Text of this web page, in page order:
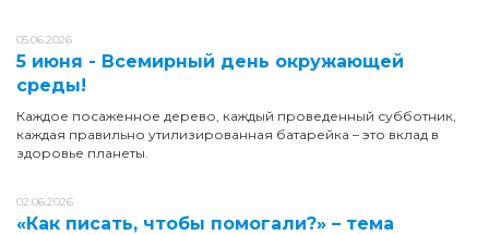
05.06.2026
5 июня - Всемирный день окружающей
среды!
Каждое посаженное дерево, каждый проведенный субботник,
каждая правильно утилизированная батарейка – это вклад в
здоровье планеты.
02.06.2026
«Как писать, чтобы помогали?» – тема